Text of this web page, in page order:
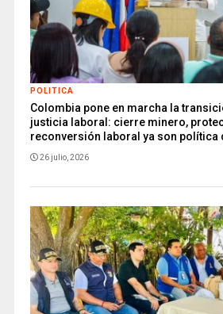
POLITICA
Colombia pone en marcha la
justicia laboral: cierre minero,
reconversión laboral ya son política
26 julio, 2026